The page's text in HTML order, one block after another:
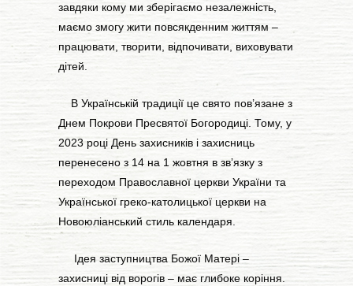
завдяки кому ми зберігаємо незалежність,
маємо змогу жити повсякденним життям –
працювати, творити, відпочивати, виховувати
дітей.
В Українській традиції це свято пов’язане з
Днем Покрови Пресвятої Богородиці. Тому, у
2023 році День захисників і захисниць
перенесено з 14 на 1 жовтня в звʼязку з
переходом Православної церкви України та
Української греко-католицької церкви на
Новоюліанський стиль календаря.
Ідея заступництва Божої Матері –
захисниці від ворогів – має глибоке коріння.